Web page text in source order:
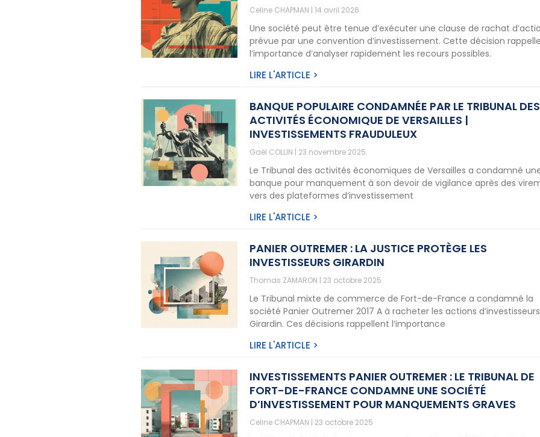
Celine CHAPMAN 14 avril 2026
Une société peut être tenue d’exécuter une clause de rachat
prévue par une convention d’investissement. Cette décision rappelle
l’importance d’analyser rapidement les recours possibles.
LIRE L'ARTICLE >
BANQUE POPULAIRE CONDAMNÉE PAR LE TRIBUNAL DES
ACTIVITÉS ÉCONOMIQUE DE VERSAILLES |
INVESTISSEMENTS FRAUDULEUX
Gaël COLLIN 23 novembre 2025
Le Tribunal des activités économiques de Versailles a condamné
banque pour manquement à son devoir de vigilance après des
vers des plateformes d’investissement
LIRE L'ARTICLE >
PANIER OUTREMER : LA JUSTICE PROTÈGE LES
INVESTISSEURS GIRARDIN
Thomas ZAMARON 23 octobre 2025
Le Tribunal mixte de commerce de Fort-de-France a condamné la
société Panier Outremer 2017 A à racheter les actions d’investisseurs
Girardin. Ces décisions rappellent l’importance
LIRE L'ARTICLE >
INVESTISSEMENTS PANIER OUTREMER : LE TRIBUNAL DE
FORT-DE-FRANCE CONDAMNE UNE SOCIÉTÉ
D’INVESTISSEMENT POUR MANQUEMENTS GRAVES
Celine CHAPMAN 23 octobre 2025